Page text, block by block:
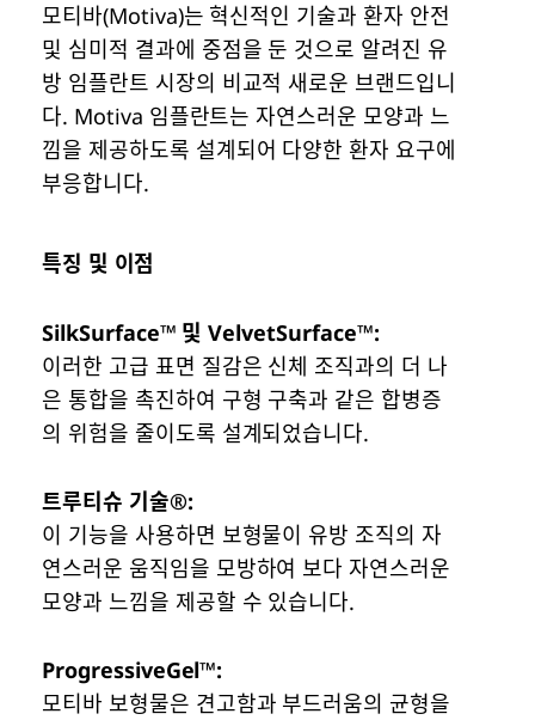
모티바(Motiva)는 혁신적인 기술과 환자 안전
및 심미적 결과에 중점을 둔 것으로 알려진 유
방 임플란트 시장의 비교적 새로운 브랜드입니
다. Motiva 임플란트는 자연스러운 모양과 느
낌을 제공하도록 설계되어 다양한 환자 요구에
부응합니다.
특징 및 이점
SilkSurface™ 및 VelvetSurface™:
이러한 고급 표면 질감은 신체 조직과의 더 나
은 통합을 촉진하여 구형 구축과 같은 합병증
의 위험을 줄이도록 설계되었습니다.
트루티슈 기술®:
이 기능을 사용하면 보형물이 유방 조직의 자
연스러운 움직임을 모방하여 보다 자연스러운
모양과 느낌을 제공할 수 있습니다.
ProgressiveGel™:
모티바 보형물은 견고함과 부드러움의 균형을